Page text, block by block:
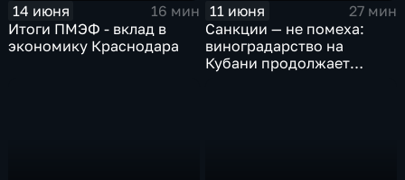
14 июня
16 мин
Итоги ПМЭФ - вклад в
экономику Краснодара
11 июня
27 мин
Санкции — не помеха:
виноградарство на
Кубани продолжает